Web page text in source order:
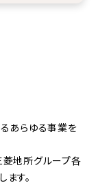
あらゆる事業を
菱地所グループ各
す。